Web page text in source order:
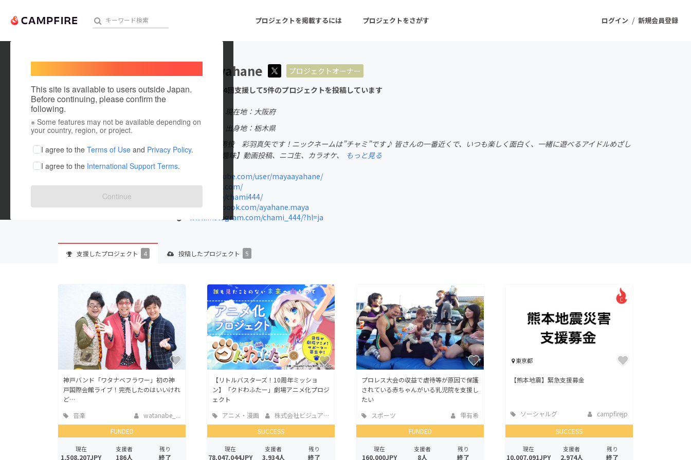
ログイン / 新規会員登録
プロジェクトを掲載するには プロジェクトをさがす
人気のプロジェクト 注目のリターン 注目の新着プロジェクト
アート・写真 音楽
テクノロジー・ガジェット
ゲーム・サービス開発 フード・飲食店
ファッション
映像・映画
ビジネス・起業
まちづくり・地域活性化
CAMPFIREふるさと納税
This site is available to users outside Japan.
Before continuing, please confirm the
following.
※ Some features may not be available depending on
your country, region, or project.
I agree to the Terms of Use and Privacy Policy.
I agree to the International Support Terms.
Continue
Maya Ayahane
プロジェクトオーナー
これまでに4回支援して5件のプロジェクトを投稿しています
現在地：大阪府
出身国：日本
出身地：栃木県
元宝塚歌劇団男役 彩羽真矢です！ニックネームは”チャミ”です♪ 皆さんの一番近くで、いつも楽しく面白く、一緒に遊べるアイドルめざし
ています！ 【趣味】動画投稿、ニコ生、カラオケ、
もっと見る
www.youtube.com/user/mayaayahane/
kusagumi.com/
ameblo.jp/chami444/
www.facebook.com/ayahane.maya
www.instagram.com/chami_444/?hl=ja
支援したプロジェクト 4 投稿したプロジェクト 5
神戸バンド「ワタナベフラワー」初の神
戸国際会館ライブ！完売したのはいいけれ
ど…
音楽
watanabe_...
FUNDED
現在
1,508,207JPY
支援者
186人
残り
終了
【リトルバスターズ！10周年ミッショ
ン】「クドわふたー」劇場アニメ化プロジ
ェクト
アニメ・漫画
株式会社ビジュアルアーツ
SUCCESS
現在
78,047,044JPY
支援者
3,934人
残り
終了
プロレス大会の収益で虐待等が原因で保護
されている赤ちゃんがいる乳児院を支援し
たい
スポーツ
雫有希
FUNDED
現在
160,000JPY
支援者
8人
残り
終了
東京都
【熊本地震】緊急支援募金
ソーシャルグ
ッド
campfirejp
SUCCESS
現在
10,007,091JPY
支援者
2,974人
残り
終了